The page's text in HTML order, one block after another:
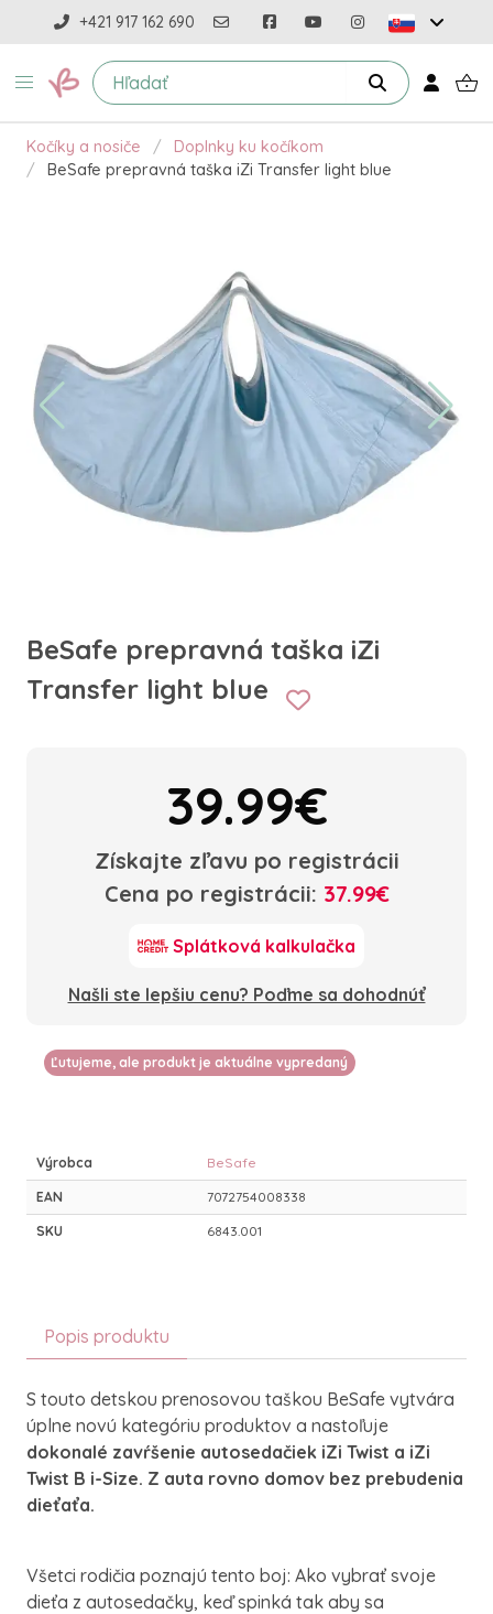
+421 917 162 690
Kočíky a nosiče
Doplnky ku kočíkom
BeSafe prepravná taška iZi Transfer light blue
BeSafe prepravná taška iZi
Transfer light blue
39.99€
Získajte zľavu po registrácii
Cena po registrácii: 37.99€
Splátková kalkulačka
Našli ste lepšiu cenu? Poďme sa dohodnúť
Ľutujeme, ale produkt je aktuálne vypredaný
Výrobca BeSafe
EAN 7072754008338
SKU 6843.001
Popis produktu
S touto detskou prenosovou taškou BeSafe vytvára
úplne novú kategóriu produktov a nastoľuje
dokonalé zavŕšenie autosedačiek iZi Twist a iZi
Twist B i-Size. Z auta rovno domov bez prebudenia
dieťaťa.
Všetci rodičia poznajú tento boj: Ako vybrať svoje
dieťa z autosedačky, keď spinká tak aby sa